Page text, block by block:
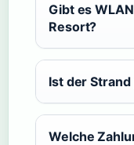
Gibt es
Resort?
Ist der
Welche